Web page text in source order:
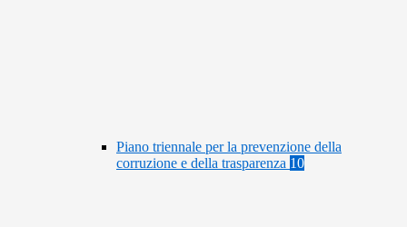
Piano triennale per la prevenzione della
corruzione e della trasparenza 10